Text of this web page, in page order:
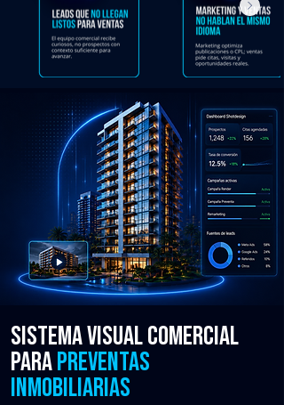
Sistema visual comercial
parapreventas
inmobiliarias